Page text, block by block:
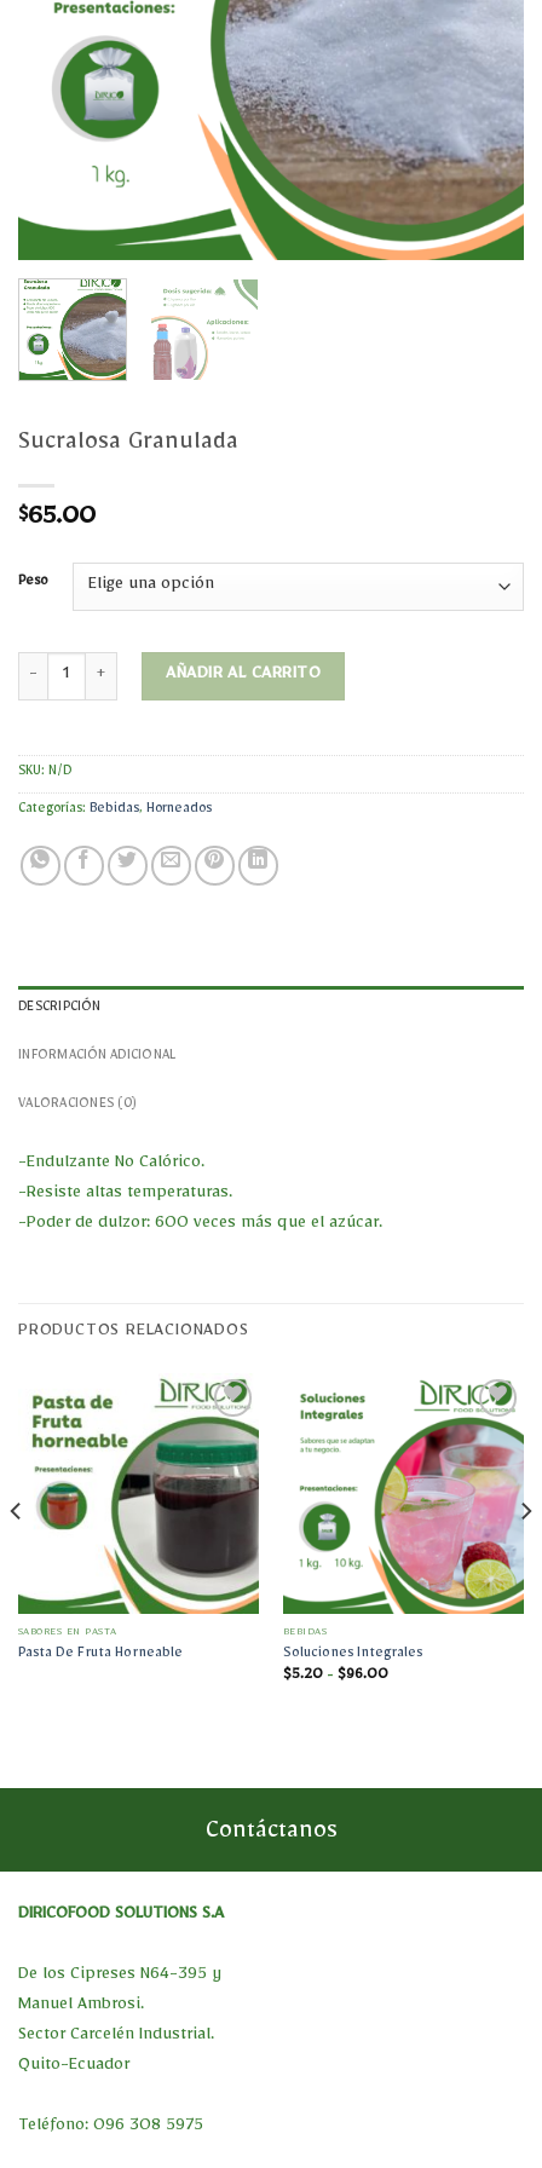
Sucralosa Granulada
$65.00
Peso
Sucralosa Granulada cantidad
AÑADIR AL CARRITO
SKU: N/D
Categorías: Bebidas, Horneados
DESCRIPCIÓN
INFORMACIÓN ADICIONAL
VALORACIONES (0)
-Endulzante No Calórico.
-Resiste altas temperaturas.
-Poder de dulzor: 600 veces más que el azúcar.
PRODUCTOS RELACIONADOS
Añadir
a la
SABORES EN PASTA
Pasta De Fruta Horneable
Añadir
a la
deseos
BEBIDAS
Soluciones Integrales
$5.20 - $96.00Rango
Contáctanos
DIRICOFOOD SOLUTIONS S.A
De los Cipreses N64-395 y
Manuel Ambrosi.
Sector Carcelén Industrial.
Quito-Ecuador
Teléfono: 096 308 5975